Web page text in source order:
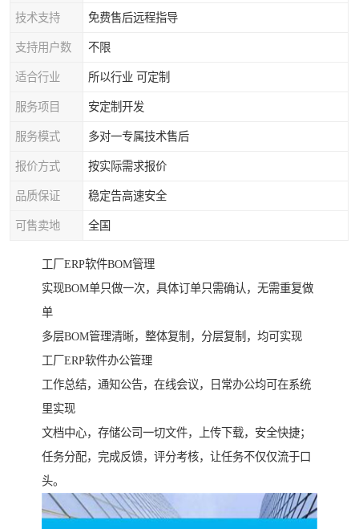
技术支持 免费售后远程指导
支持用户数 不限
适合行业 所以行业 可定制
服务项目 安定制开发
服务模式 多对一专属技术售后
报价方式 按实际需求报价
品质保证 稳定告高速安全
可售卖地 全国
工厂ERP软件BOM管理
实现BOM单只做一次，具体订单只需确认，无需重复做
单
多层BOM管理清晰，整体复制，分层复制，均可实现
工厂ERP软件办公管理
工作总结，通知公告，在线会议，日常办公均可在系统
里实现
文档中心，存储公司一切文件，上传下载，安全快捷；
任务分配，完成反馈，评分考核，让任务不仅仅流于口
头。